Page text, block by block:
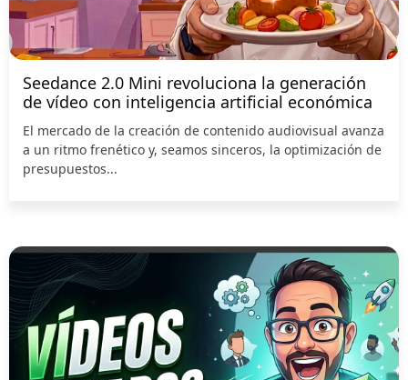
Seedance 2.0 Mini revoluciona la generación
de vídeo con inteligencia artificial económica
El mercado de la creación de contenido audiovisual avanza
a un ritmo frenético y, seamos sinceros, la optimización de
presupuestos...